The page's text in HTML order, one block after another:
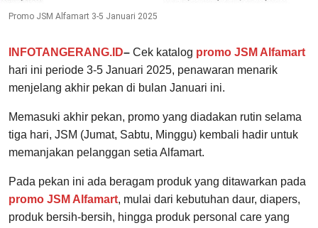
Promo JSM Alfamart 3-5 Januari 2025
INFOTANGERANG.ID– Cek katalog promo JSM Alfamart
hari ini periode 3-5 Januari 2025, penawaran menarik
menjelang akhir pekan di bulan Januari ini.
Memasuki akhir pekan, promo yang diadakan rutin selama
tiga hari, JSM (Jumat, Sabtu, Minggu) kembali hadir untuk
memanjakan pelanggan setia Alfamart.
Pada pekan ini ada beragam produk yang ditawarkan pada
promo JSM Alfamart, mulai dari kebutuhan daur, diapers,
produk bersih-bersih, hingga produk personal care yang